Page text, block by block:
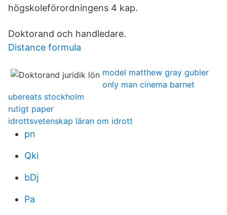
högskoleförordningens 4 kap.
Doktorand och handledare.
Distance formula
model matthew gray gubler
only man cinema barnet
ubereats stockholm
rutigt paper
idrottsvetenskap läran om idrott
pn
Qki
bDj
Pa